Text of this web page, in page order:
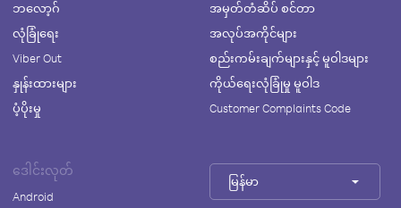
ဘလော့ဂ်
လုံခြုံရေး
Viber Out
နှုန်းထားများ
ပံ့ပိုးမှု
အမှတ်တံဆိပ် စင်တာ
အလုပ်အကိုင်များ
စည်းကမ်းချက်များနှင့် မူဝါဒများ
ကိုယ်ရေးလုံခြုံမှု မူဝါဒ
Customer Complaints Code
ဒေါင်းလုတ်
Android
မြန်မာ